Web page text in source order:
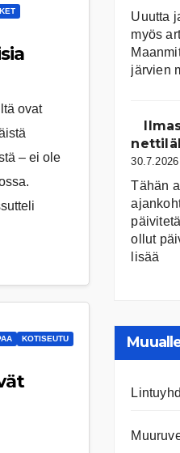
ovat
– ei ole
KOTISEUTU
Uuutta
myös
järvien
30.7.2026
Tähän
ollut
lisää